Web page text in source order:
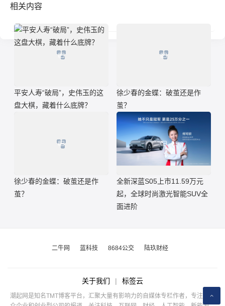
相关内容
平安人寿“破局”，史伟玉的这
盘大棋，藏着什么底牌？
徐少春的金蝶：破茧还是作
茧？
徐少春的金蝶：破茧还是作
茧？
全新深蓝S05上市11.59万元
起，全球时尚激光智能SUV全
面进阶
二牛网 蓝科技 8684公交 陆玖财经
关于我们 | 标签云
潮起网是知名TMT博客平台，汇聚大量有影响力的自媒体专栏作者，专注于公